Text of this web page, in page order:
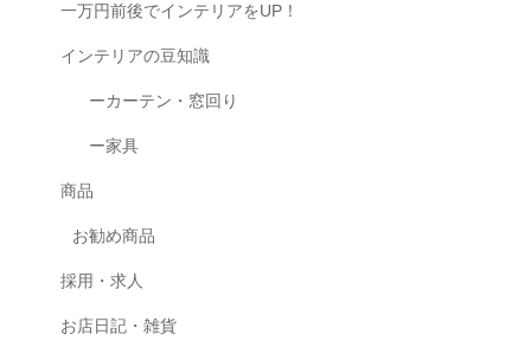
一万円前後でインテリアをUP！
インテリアの豆知識
ーカーテン・窓回り
ー家具
商品
お勧め商品
採用・求人
お店日記・雑貨